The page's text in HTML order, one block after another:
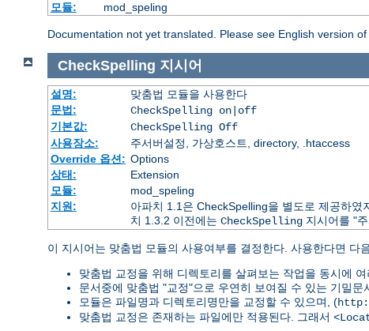
모듈:
mod_speling
Documentation not yet translated. Please see English version
CheckSpelling 지시어
설명:
맞춤법 모듈을 사용한다
문법:
CheckSpelling on|off
기본값:
CheckSpelling Off
사용장소:
주서버설정, 가상호스트, directory, .htaccess
Override 옵션: Options
상태:
Extension
모듈:
mod_speling
지원:
아파치 1.1은 CheckSpelling을 별도로 제공하
치 1.3.2 이전에는 CheckSpelling지시어를 "주
이 지시어는 맞춤법 모듈의 사용여부를 결정한다. 사용한다면 다
맞춤법 교정을 위해 디렉토리를 살펴보는 작업을 동시에
문서중에 맞춤법 "교정"으로 우연히 보여질 수 있는 기밀문
모듈은 파일명과 디렉토리명만을 교정할 수 있으며, (
맞춤법 교정은 존재하는 파일에만 적용된다. 그래서